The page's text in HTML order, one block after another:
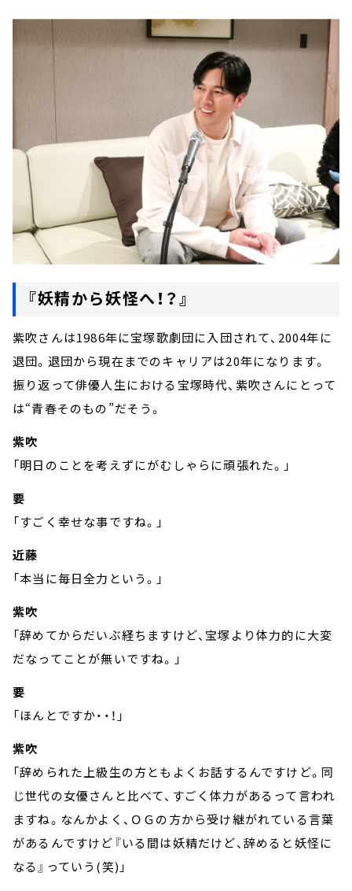
『妖精から妖怪へ！？』
紫吹さんは1986年に宝塚歌劇団に入団されて、2004年に
退団。退団から現在までのキャリアは20年になります。
振り返って俳優人生における宝塚時代、紫吹さんにとって
は“青春そのもの”だそう。
紫吹
「明日のことを考えずにがむしゃらに頑張れた。」
要
「すごく幸せな事ですね。」
近藤
「本当に毎日全力という。」
紫吹
「辞めてからだいぶ経ちますけど、宝塚より体力的に大変
だなってことが無いですね。」
要
「ほんとですか・・！」
紫吹
「辞められた上級生の方ともよくお話するんですけど。同
じ世代の女優さんと比べて、すごく体力があるって言われ
ますね。なんかよく、ＯＧの方から受け継がれている言葉
があるんですけど『いる間は妖精だけど、辞めると妖怪に
なる』っていう(笑)」